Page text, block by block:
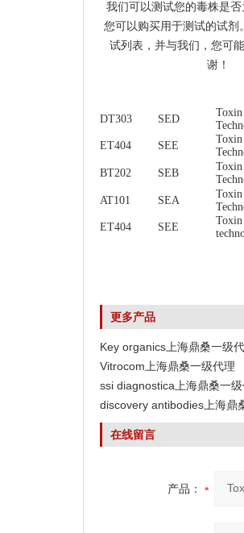
我们可以测试您的毒株是
您可以购买用于测试的试剂
试列表，并与我们，您可
谢！
DT303 SED
Toxin
ET404
SEE
Toxin
BT202
SEB
Toxin
AT101
SEA
Toxin
ET404
SEE
Toxin
更多产品
Key organics上海鼎桑一级
Vitrocom上海鼎桑一级代理
ssi diagnostica上海鼎桑一
discovery antibodies上海鼎
在线留言
产品：